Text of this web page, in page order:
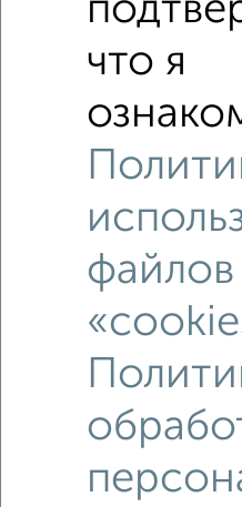
Рядом, с меньшей
Недалеко от с ценой ниже
что я
файлов